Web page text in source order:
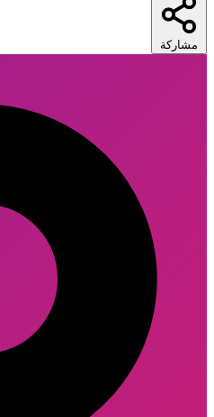
مشاركة